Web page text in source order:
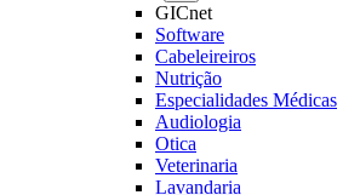
GICnet
Software
Cabeleireiros
Nutrição
Especialidades Médicas
Audiologia
Otica
Veterinaria
Lavandaria